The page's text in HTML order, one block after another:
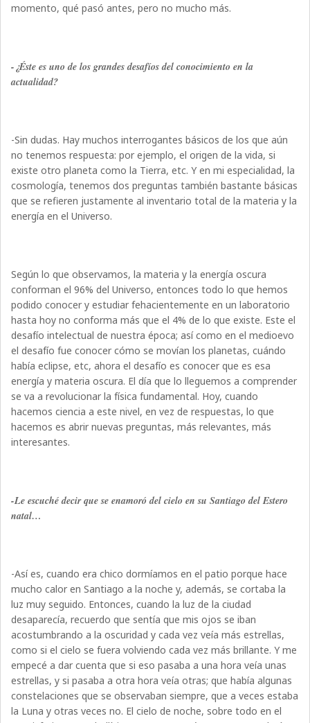
momento, qué pasó antes, pero no mucho más.
-¿Éste es uno de los grandes desafíos del conocimiento en la
actualidad?
-Sin dudas. Hay muchos interrogantes básicos de los que aún
no tenemos respuesta: por ejemplo, el origen de la vida, si
existe otro planeta como la Tierra, etc. Y en mi especialidad, la
cosmología, tenemos dos preguntas también bastante básicas
que se refieren justamente al inventario total de la materia y la
energía en el Universo.
Según lo que observamos, la materia y la energía oscura
conforman el 96% del Universo, entonces todo lo que hemos
podido conocer y estudiar fehacientemente en un laboratorio
hasta hoy no conforma más que el 4% de lo que existe. Este el
desafío intelectual de nuestra época; así como en el medioevo
el desafío fue conocer cómo se movían los planetas, cuándo
había eclipse, etc, ahora el desafío es conocer que es esa
energía y materia oscura. El día que lo lleguemos a comprender
se va a revolucionar la física fundamental. Hoy, cuando
hacemos ciencia a este nivel, en vez de respuestas, lo que
hacemos es abrir nuevas preguntas, más relevantes, más
interesantes.
-Le escuché decir que se enamoró del cielo en su Santiago del Estero
natal…
-Así es, cuando era chico dormíamos en el patio porque hace
mucho calor en Santiago a la noche y, además, se cortaba la
luz muy seguido. Entonces, cuando la luz de la ciudad
desaparecía, recuerdo que sentía que mis ojos se iban
acostumbrando a la oscuridad y cada vez veía más estrellas,
como si el cielo se fuera volviendo cada vez más brillante. Y me
empecé a dar cuenta que si eso pasaba a una hora veía unas
estrellas, y si pasaba a otra hora veía otras; que había algunas
constelaciones que se observaban siempre, que a veces estaba
la Luna y otras veces no. El cielo de noche, sobre todo en el